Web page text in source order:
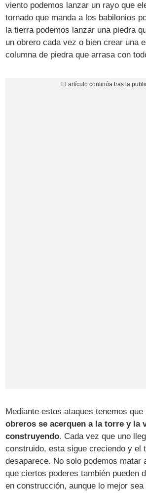
viento podemos lanzar un rayo que
tornado que manda a los babilonios
la tierra podemos lanzar una piedra
un obrero cada vez o bien crear una
columna de piedra que arrasa con
Mediante estos ataques tenemos que
obreros se acerquen a la torre y la
construyendo. Cada vez que uno
construido, esta sigue creciendo y el
desaparece. No solo podemos matar
que ciertos poderes también pueden
en construcción, aunque lo mejor